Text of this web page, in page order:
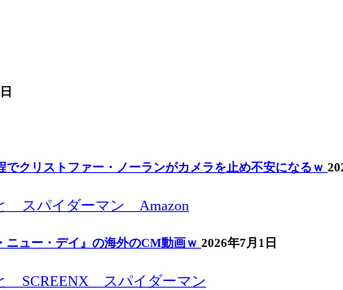
クリストファー・ノーランがカメラを止め不安になるｗ
ニュー・デイ』の海外のCM動画ｗ 2026年7月1日